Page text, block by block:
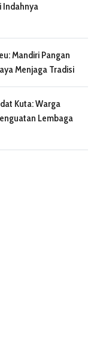
Indahnya
Mandiri Pangan
Menjaga Tradisi
Kuta: Warga
Lembaga